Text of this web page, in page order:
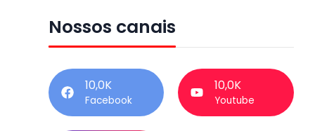
Nossos canais
10,0K
Facebook
10,0K
Youtube